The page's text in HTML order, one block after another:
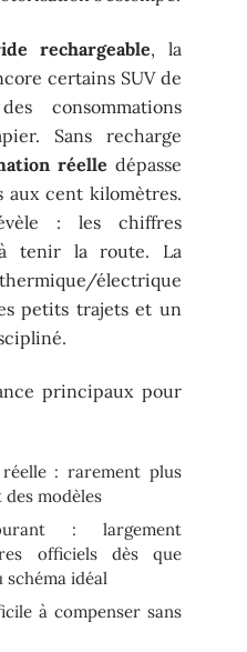
rechargeable, la
certains SUV de
consommations
Sans recharge
réelle dépasse
cent kilomètres.
: les chiffres
tenir la route. La
électrique
petits trajets et un
principaux pour
: rarement plus
modèles
: largement
officiels dès que
schéma idéal
à compenser sans